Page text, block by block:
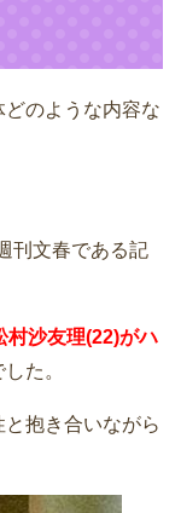
のような内容な
刊文春である記
村沙友理(22)がハ
た。
抱き合いながら